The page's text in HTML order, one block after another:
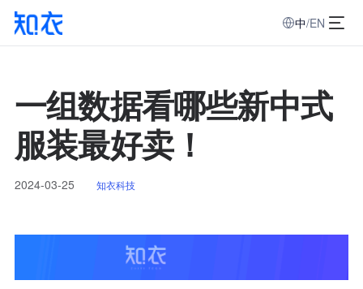
中/EN
一组数据看哪些新中式
服装最好卖！
2024-03-25 知衣科技